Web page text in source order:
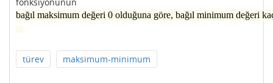
bağıl maksimum değeri 0 olduğuna göre, bağıl minimum değeri
türev maksimum-minimum